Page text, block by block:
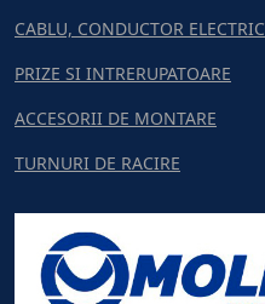
CABLU, CONDUCTOR ELECTRIC
PRIZE SI INTRERUPATOARE
ACCESORII DE MONTARE
TURNURI DE RACIRE